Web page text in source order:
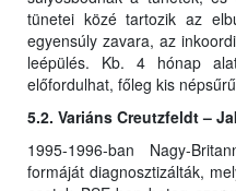
tünetei közé tartozik az
egyensúly zavara, az
leépülés. Kb. 4 hónap
előfordulhat, főleg kis
5.2. Variáns Creutzfeldt –
1995-1996-ban Nagy-
formáját diagnosztizálták,